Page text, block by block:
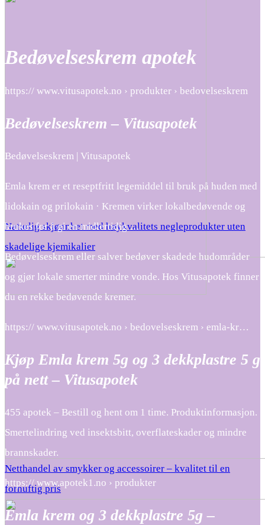
Naturlig skjønnhet med høykvalitets negleprodukter uten
skadelige kjemikalier
Netthandel av smykker og accessoirer – kvalitet til en
fornuftig pris
Bedøvelseskrem apotek
https:// www.vitusapotek.no › produkter › bedovelseskrem
Bedøvelseskrem – Vitusapotek
Bedøvelseskrem | Vitusapotek
Emla krem er et reseptfritt legemiddel til bruk på huden med
lidokain og prilokain · Kremen virker lokalbedøvende og
brukes for å gi en midlertidig …
Bedøvelseskrem eller salver bedøver skadede hudområder
og gjør lokale smerter mindre vonde. Hos Vitusapotek finner
du en rekke bedøvende kremer.
https:// www.vitusapotek.no › bedovelseskrem › emla-kr…
Kjøp Emla krem 5g og 3 dekkplastre 5 g
på nett – Vitusapotek
455 apotek – Bestill og hent om 1 time. Produktinformasjon.
Smertelindring ved insektsbitt, overflateskader og mindre
brannskader.
https:// www.apotek1.no › produkter
Emla krem og 3 dekkplastre 5g –